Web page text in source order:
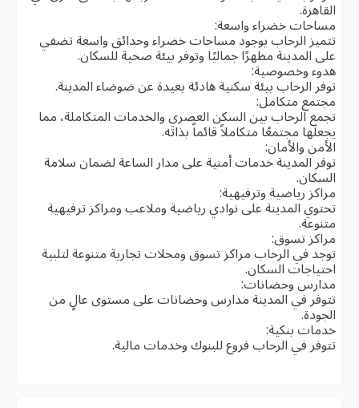
القاهرة.
مساحات خضراء واسعة:
تتميز الرحاب بوجود مساحات خضراء وحدائق واسعة تضفي
على المدينة مظهرًا جماليًا وتوفر بيئة صحية للسكان.
هدوء وخصوصية:
توفر الرحاب بيئة سكنية هادئة بعيدة عن ضوضاء المدينة.
مجتمع متكامل:
تجمع الرحاب بين السكن العصري والخدمات المتكاملة، مما
يجعلها مجتمعًا متكاملاً قائماً بذاته.
الأمن والأمان:
توفر المدينة خدمات أمنية على مدار الساعة لضمان سلامة
السكان.
مراكز رياضية وترفيهية:
تحتوي المدينة على نوادي رياضية وملاعب ومراكز ترفيهية
متنوعة.
مراكز تسوق:
توجد في الرحاب مراكز تسوق ومحلات تجارية متنوعة لتلبية
احتياجات السكان.
مدارس وحضانات:
تتوفر في المدينة مدارس وحضانات على مستوى عالٍ من
الجودة.
خدمات بنكية:
تتوفر في الرحاب فروع للبنوك وخدمات مالية.